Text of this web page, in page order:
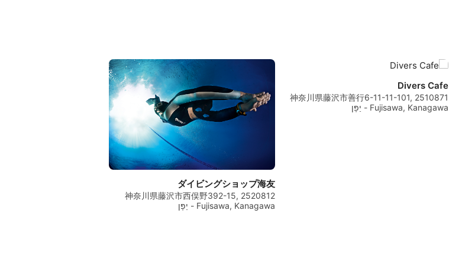
Divers Cafe
神奈川県藤沢市善行6-11-11-101, 2510871
Fujisawa, Kanagawa - יַפָּן
ダイビングショップ海友
神奈川県藤沢市西俣野392-15, 2520812
Fujisawa, Kanagawa - יַפָּן